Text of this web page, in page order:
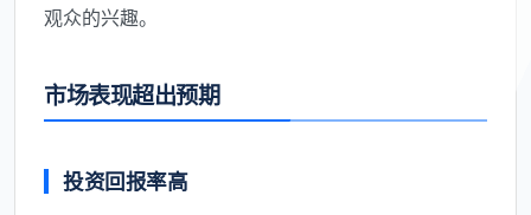
观众的兴趣。
市场表现超出预期
投资回报率高